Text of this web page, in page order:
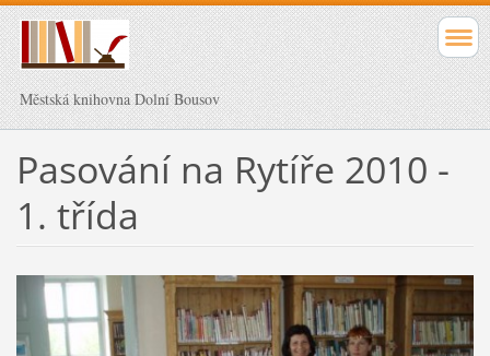
Městská knihovna Dolní Bousov
Pasování na Rytíře 2010 -
1. třída